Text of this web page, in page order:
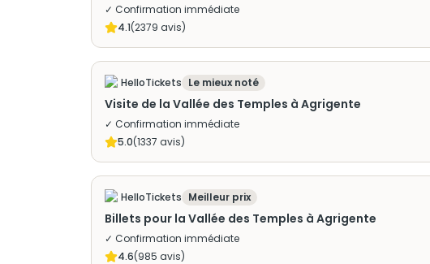
✓ Confirmation immédiate
4.1(2379 avis)
HelloTickets Le mieux noté
Visite de la Vallée des Temples à Agrigente
✓ Confirmation immédiate
5.0(1337 avis)
HelloTickets Meilleur prix
Billets pour la Vallée des Temples à Agrigente
✓ Confirmation immédiate
4.6(985 avis)